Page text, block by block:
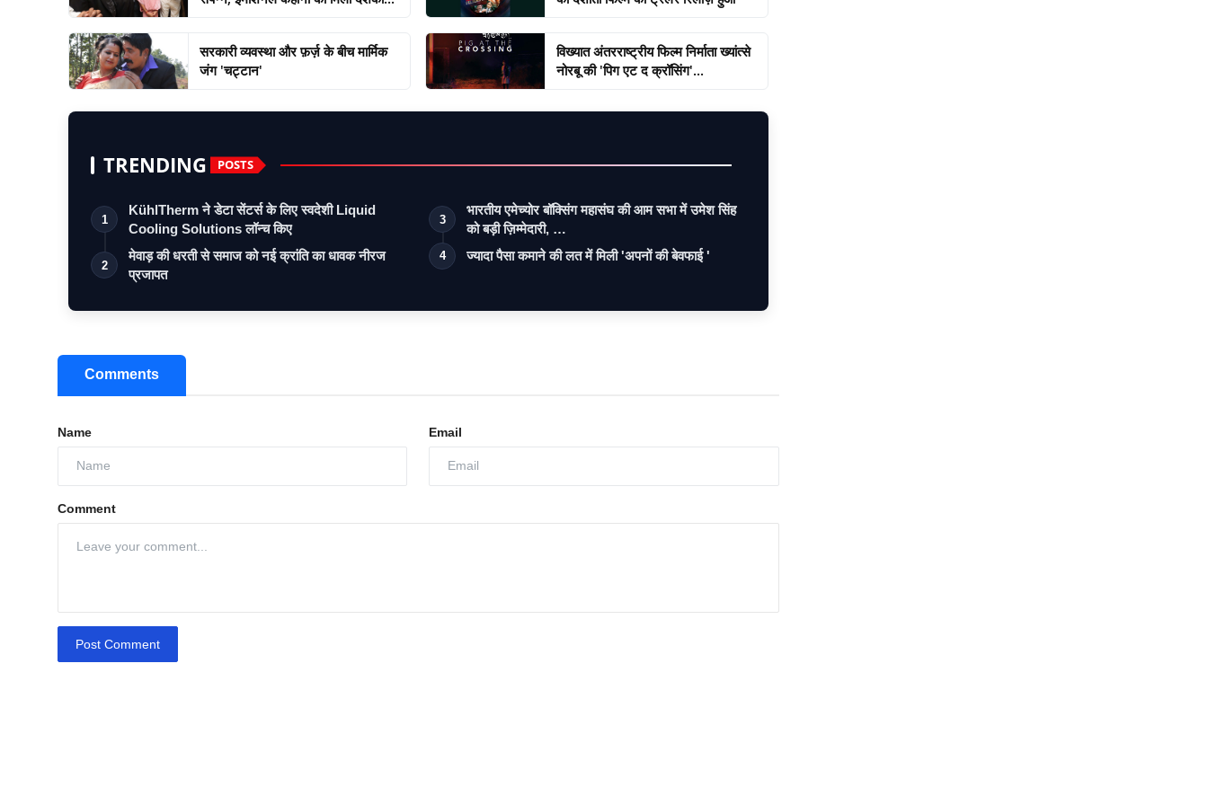
सरकारी व्यवस्था और फ़र्ज़ के बीच मार्मिक
जंग 'चट्टान'
विख्यात अंतरराष्ट्रीय फिल्म निर्माता ख्यांत्से
नोरबू की 'पिग एट द क्रॉसिंग'...
TRENDING POSTS
1
KühlTherm ने डेटा सेंटर्स के लिए स्वदेशी Liquid
Cooling Solutions लॉन्च किए
2
मेवाड़ की धरती से समाज को नई क्रांति का धावक नीरज
प्रजापत
3
भारतीय एमेच्योर बॉक्सिंग महासंघ की आम सभा में उमेश सिंह
को बड़ी ज़िम्मेदारी, …
4 ज्यादा पैसा कमाने की लत में मिली 'अपनों की बेवफाई '
Comments
Name Email
Comment
Post Comment